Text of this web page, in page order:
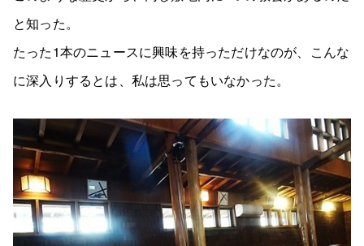
と知った。
たった1本のニュースに興味を持っただけなのが、こんな
に深入りするとは、私は思ってもいなかった。